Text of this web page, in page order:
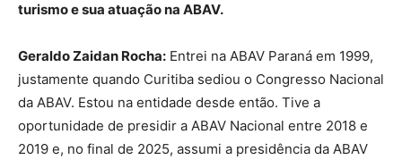
turismo e sua atuação na ABAV.
Geraldo Zaidan Rocha: Entrei na ABAV Paraná em 1999,
justamente quando Curitiba sediou o Congresso Nacional
da ABAV. Estou na entidade desde então. Tive a
oportunidade de presidir a ABAV Nacional entre 2018 e
2019 e, no final de 2025, assumi a presidência da ABAV